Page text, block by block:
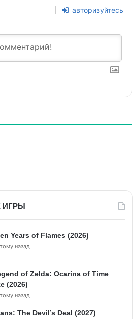
авторизуйтесь
Years of Flames (2026)
назад
of Zelda: Ocarina of Time
(2026)
назад
The Devil’s Deal (2027)